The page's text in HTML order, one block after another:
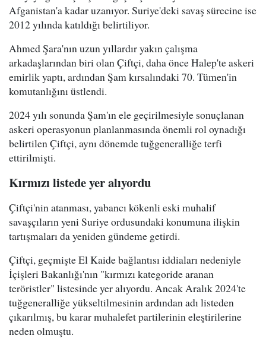
Afganistan'a kadar uzanıyor. Suriye'deki savaş sürecine ise
2012 yılında katıldığı belirtiliyor.
Ahmed Şara'nın uzun yıllardır yakın çalışma
arkadaşlarından biri olan Çiftçi, daha önce Halep'te askeri
emirlik yaptı, ardından Şam kırsalındaki 70. Tümen'in
komutanlığını üstlendi.
2024 yılı sonunda Şam'ın ele geçirilmesiyle sonuçlanan
askeri operasyonun planlanmasında önemli rol oynadığı
belirtilen Çiftçi, aynı dönemde tuğgeneralliğe terfi
ettirilmişti.
Kırmızı listede yer alıyordu
Çiftçi'nin atanması, yabancı kökenli eski muhalif
savaşçıların yeni Suriye ordusundaki konumuna ilişkin
tartışmaları da yeniden gündeme getirdi.
Çiftçi, geçmişte El Kaide bağlantısı iddiaları nedeniyle
İçişleri Bakanlığı'nın "kırmızı kategoride aranan
teröristler" listesinde yer alıyordu. Ancak Aralık 2024'te
tuğgeneralliğe yükseltilmesinin ardından adı listeden
çıkarılmış, bu karar muhalefet partilerinin eleştirilerine
neden olmuştu.